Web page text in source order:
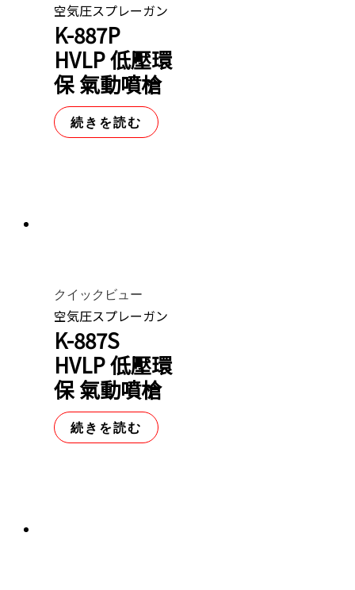
空気圧スプレーガン
K-887P
HVLP 低壓環
保 氣動噴槍
続きを読む
クイックビュー
空気圧スプレーガン
K-887S
HVLP 低壓環
保 氣動噴槍
続きを読む